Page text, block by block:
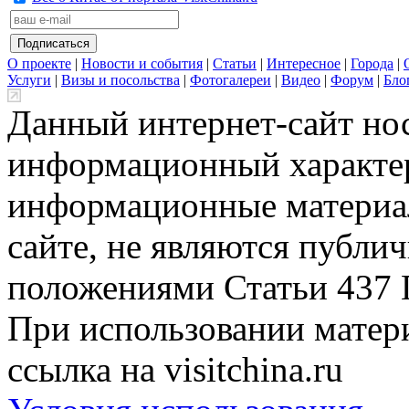
О проекте | Новости и события | Статьи | Интересное | Города |
Услуги | Визы и посольства | Фотогалереи | Видео | Форум |
Данный интернет-сайт
информационный
информационные
сайте, не являются
положениями Статьи 437
При использовании
ссылка на visitchina.ru